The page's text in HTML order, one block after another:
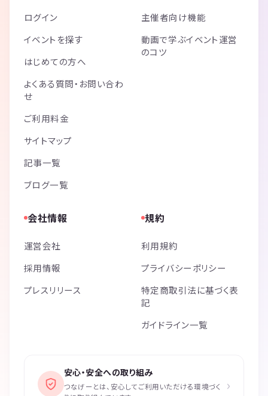
ログイン
イベントを探す
はじめての方へ
よくある質問・お問い合わ
せ
ご利用料金
サイトマップ
記事一覧
ブログ一覧
主催者向け機能
動画で学ぶイベント運営
のコツ
会社情報
運営会社
採用情報
プレスリリース
規約
利用規約
プライバシーポリシー
特定商取引法に基づく表
記
ガイドライン一覧
安心・安全への取り組み
つなげーとは、安心してご利用いただける環境づく
›